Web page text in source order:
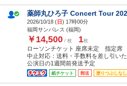
薬師丸ひろ子 Concert Tour
2026/10/18 (日) 17時00分
福岡サンパレス (福岡)
￥14,500 / 枚 1枚
ローソンチケット 座席未定 指定席
中止対応：送料・手数料を差し引いた
公演日の1週間前発送予定
紙チケット 郵送 塗りつぶしなし